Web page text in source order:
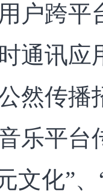
户跨平
通讯应
然传播
乐平台
文化”